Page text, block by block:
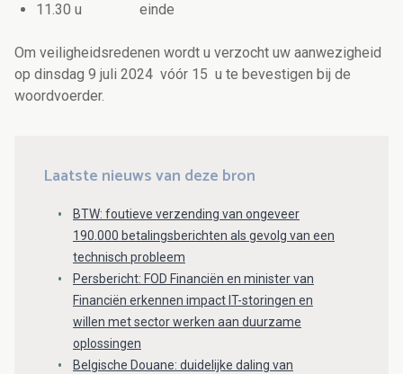
11.30 u einde
Om veiligheidsredenen wordt u verzocht uw aanwezigheid
op dinsdag 9 juli 2024 vóór 15 u te bevestigen bij de
woordvoerder.
Laatste nieuws van deze bron
BTW: foutieve verzending van ongeveer
190.000 betalingsberichten als gevolg van een
technisch probleem
Persbericht: FOD Financiën en minister van
Financiën erkennen impact IT-storingen en
willen met sector werken aan duurzame
oplossingen
Belgische Douane: duidelijke daling van